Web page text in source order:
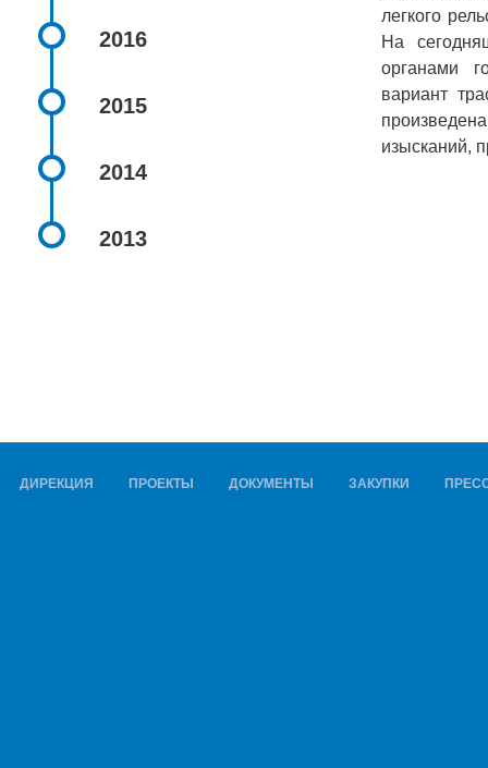
2016
2015
2014
2013
легкого
На
органами
вариант
изысканий,
ДИРЕКЦИЯ ПРОЕКТЫ ДОКУМЕНТЫ ЗАКУПКИ